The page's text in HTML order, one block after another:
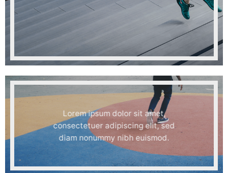
Lorem ipsum dolor sit amet,
consectetuer adipiscing elit, sed
diam nonummy nibh euismod.